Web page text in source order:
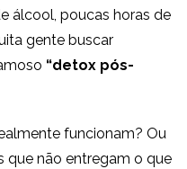
álcool, poucas horas de
gente buscar
“detox pós-
funcionam? Ou
que não entregam o que